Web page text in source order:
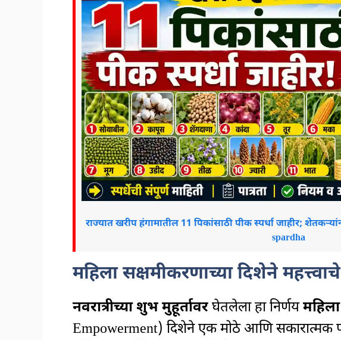
राज्यात खरीप हंगामातील 11 पिकांसाठी पीक स्पर्धा जाहीर;
spardha
महिला सक्षमीकरणाच्या दिशेने
नवरात्रीच्या शुभ मुहूर्तावरघेतलेला हा निर्णय
Empowerment) दिशेने एक मोठे आणि सकारात्मक